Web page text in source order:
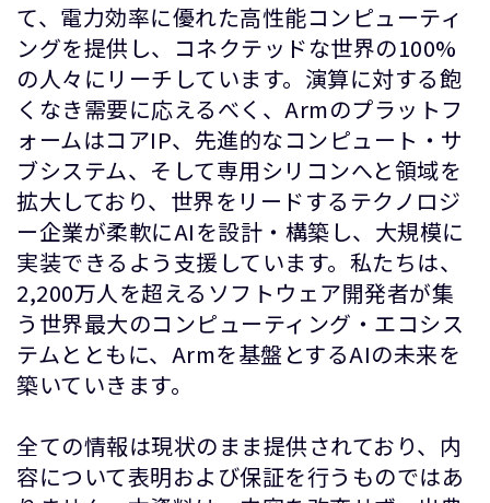
て、電力効率に優れた高性能コンピューティ
ングを提供し、コネクテッドな世界の100%
の人々にリーチしています。演算に対する飽
くなき需要に応えるべく、Armのプラットフ
ォームはコアIP、先進的なコンピュート・サ
ブシステム、そして専用シリコンへと領域を
拡大しており、世界をリードするテクノロジ
ー企業が柔軟にAIを設計・構築し、大規模に
実装できるよう支援しています。私たちは、
2,200万人を超えるソフトウェア開発者が集
う世界最大のコンピューティング・エコシス
テムとともに、Armを基盤とするAIの未来を
築いていきます。
全ての情報は現状のまま提供されており、内
容について表明および保証を行うものではあ